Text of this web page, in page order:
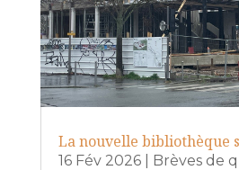
La nouvelle bibliothèque
16 Fév 2026| Brèves de